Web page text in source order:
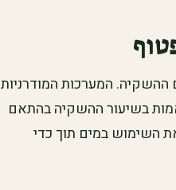
ההשקיה. המערכות המודרניות
בשיעור ההשקיה בהתאם
השימוש במים תוך כדי